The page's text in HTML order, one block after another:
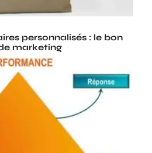
personnalisés : le bon
marketing